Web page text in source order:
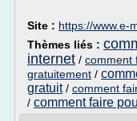
Site : https://www.e-
Thèmes liés :
internet / comment
gratuitement /
gratuit/ comment
/ comment faire